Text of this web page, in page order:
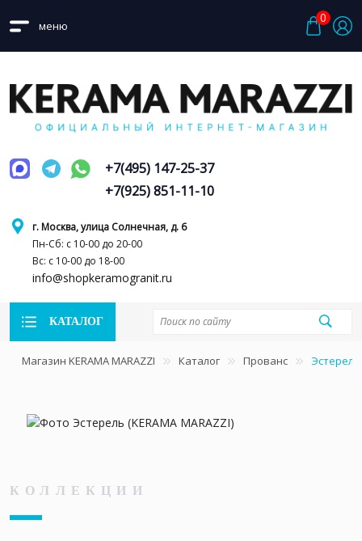
меню
0
г. Москва, улица Солнечная, д. 6
Пн-Сб: с 10-00 до 20-00
Вс: с 10-00 до 18-00
info@shopkeramogranit.ru
+7(495) 147-25-37
+7(925) 851-11-10
КАТАЛОГ
Магазин KERAMA MARAZZI Каталог Прованс Эстерель
КОЛЛЕКЦИИ